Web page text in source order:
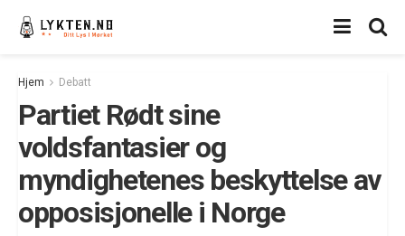
Hjem Debatt
Partiet Rødt sine
voldsfantasier og
myndighetenes beskyttelse av
opposisjonelle i Norge